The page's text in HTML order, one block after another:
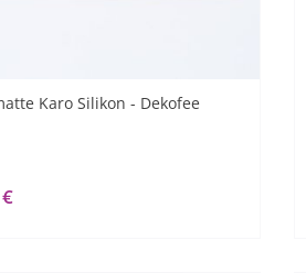
Karo Silikon - Dekofee